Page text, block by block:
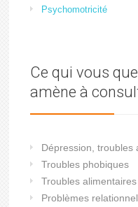
Psychomotricité
Ce qui vous
amène à
Dépression, troubles
Troubles phobiques
Troubles alimentaires
Problèmes